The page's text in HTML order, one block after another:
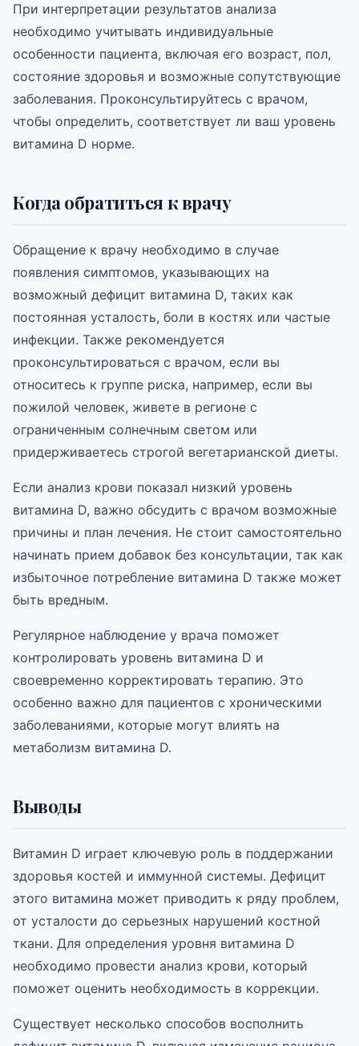
При интерпретации результатов анализа
необходимо учитывать индивидуальные
особенности пациента, включая его возраст, пол,
состояние здоровья и возможные сопутствующие
заболевания. Проконсультируйтесь с врачом,
чтобы определить, соответствует ли ваш уровень
витамина D норме.
Когда обратиться к врачу
Обращение к врачу необходимо в случае
появления симптомов, указывающих на
возможный дефицит витамина D, таких как
постоянная усталость, боли в костях или частые
инфекции. Также рекомендуется
проконсультироваться с врачом, если вы
относитесь к группе риска, например, если вы
пожилой человек, живете в регионе с
ограниченным солнечным светом или
придерживаетесь строгой вегетарианской диеты.
Если анализ крови показал низкий уровень
витамина D, важно обсудить с врачом возможные
причины и план лечения. Не стоит самостоятельно
начинать прием добавок без консультации, так как
избыточное потребление витамина D также может
быть вредным.
Регулярное наблюдение у врача поможет
контролировать уровень витамина D и
своевременно корректировать терапию. Это
особенно важно для пациентов с хроническими
заболеваниями, которые могут влиять на
метаболизм витамина D.
Выводы
Витамин D играет ключевую роль в поддержании
здоровья костей и иммунной системы. Дефицит
этого витамина может приводить к ряду проблем,
от усталости до серьезных нарушений костной
ткани. Для определения уровня витамина D
необходимо провести анализ крови, который
поможет оценить необходимость в коррекции.
Существует несколько способов восполнить